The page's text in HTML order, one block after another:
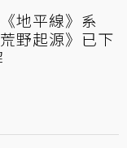
地平線》系
野起源》已下